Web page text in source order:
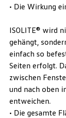
• Die Wirkung
ISOLITE® wird
gehängt,
einfach so
Seiten erfolgt.
zwischen
und nach oben
entweichen.
• Die gesamte